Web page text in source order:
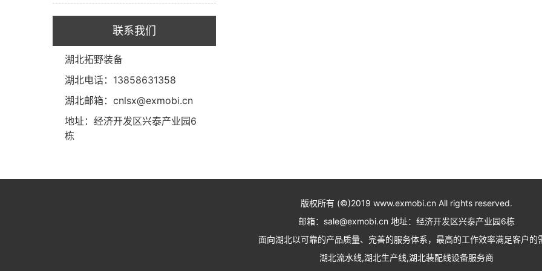
联系我们
湖北拓野装备
湖北电话：13858631358
湖北邮箱：cnlsx@exmobi.cn
地址：经济开发区兴泰产业园6
栋
版权所有 (©)2019 www.exmobi.cn All rights reserved.
邮箱：sale@exmobi.cn 地址：经济开发区兴泰产业园6栋
面向湖北以可靠的产品质量、完善的服务体系，最高的工作效率满足客户的
湖北流水线,湖北生产线,湖北装配线设备服务商